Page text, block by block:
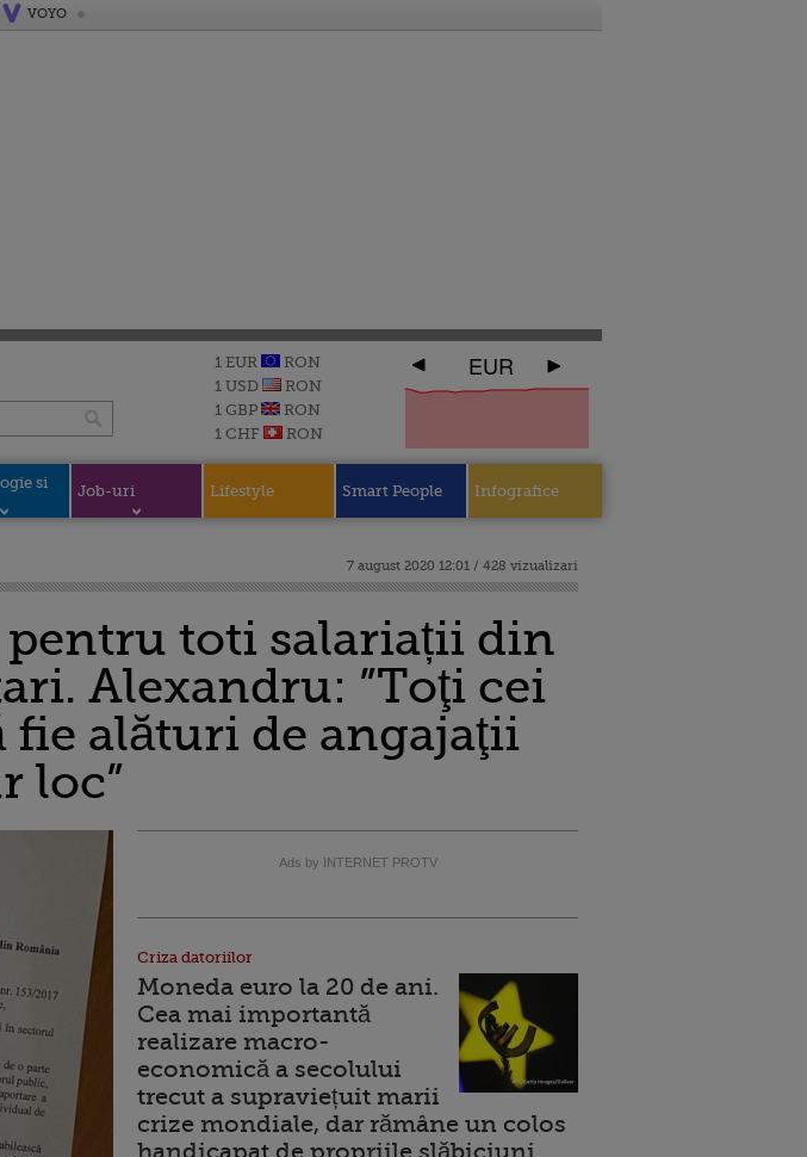
VOYO
1 EUR
RON
1 USD
RON
1 GBP
RON
1 CHF
RON
EUR
si
Job-uri Lifestyle Smart People Infografice
7 august 2020 12:01 / 428 vizualizari
toti salariații din
Alexandru: ”Toţi cei
alături de angajaţii
loc”
Ads by INTERNET PROTV
Criza datoriilor
Moneda euro la 20 de ani.
Cea mai importantă
realizare macro-
economică a secolului
trecut a supraviețuit marii
crize mondiale, dar rămâne un colos